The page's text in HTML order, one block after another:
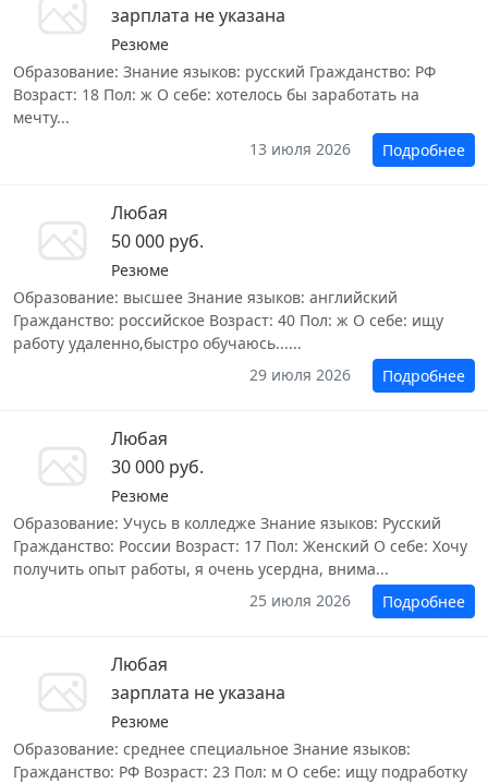
зарплата не указана
Резюме
Образование: Знание языков: русский Гражданство: РФ
Возраст: 18 Пол: ж О себе: хотелось бы заработать на
мечту...
13 июля 2026
Подробнее
Любая
50 000 руб.
Резюме
Образование: высшее Знание языков: английский
Гражданство: российское Возраст: 40 Пол: ж О себе: ищу
работу удаленно,быстро обучаюсь......
29 июля 2026
Подробнее
Любая
30 000 руб.
Резюме
Образование: Учусь в колледже Знание языков: Русский
Гражданство: России Возраст: 17 Пол: Женский О себе: Хочу
получить опыт работы, я очень усердна, внима...
25 июля 2026
Подробнее
Любая
зарплата не указана
Резюме
Образование: среднее специальное Знание языков:
Гражданство: РФ Возраст: 23 Пол: м О себе: ищу подработку